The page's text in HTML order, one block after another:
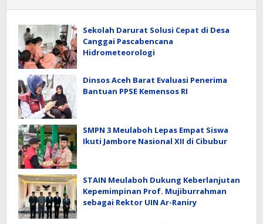
Sekolah Darurat Solusi Cepat di Desa
Canggai Pascabencana
Hidrometeorologi
Dinsos Aceh Barat Evaluasi Penerima
Bantuan PPSE Kemensos RI
SMPN 3 Meulaboh Lepas Empat Siswa
Ikuti Jambore Nasional XII di Cibubur
STAIN Meulaboh Dukung Keberlanjutan
Kepemimpinan Prof. Mujiburrahman
sebagai Rektor UIN Ar-Raniry